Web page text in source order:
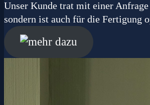
Unser Kunde trat mit einer
sondern ist auch für die Fertigung